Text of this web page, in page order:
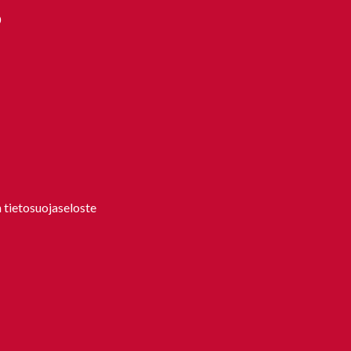
tietosuojaseloste